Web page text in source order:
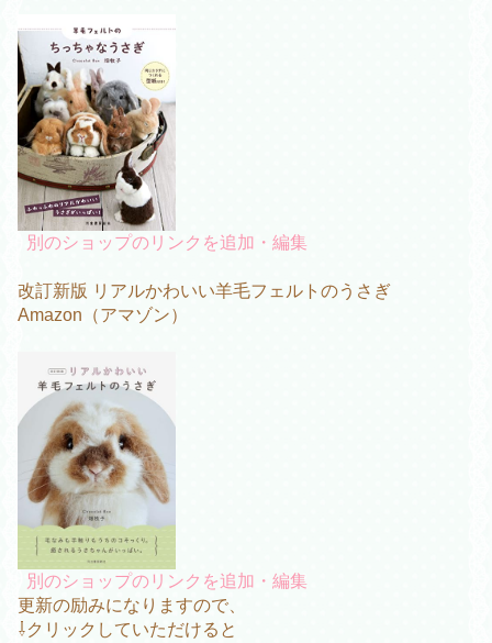
別のショップのリンクを追加・編集
改訂新版 リアルかわいい羊毛フェルトのうさぎ
Amazon（アマゾン）
別のショップのリンクを追加・編集
更新の励みになりますので、
⇩クリックしていただけると